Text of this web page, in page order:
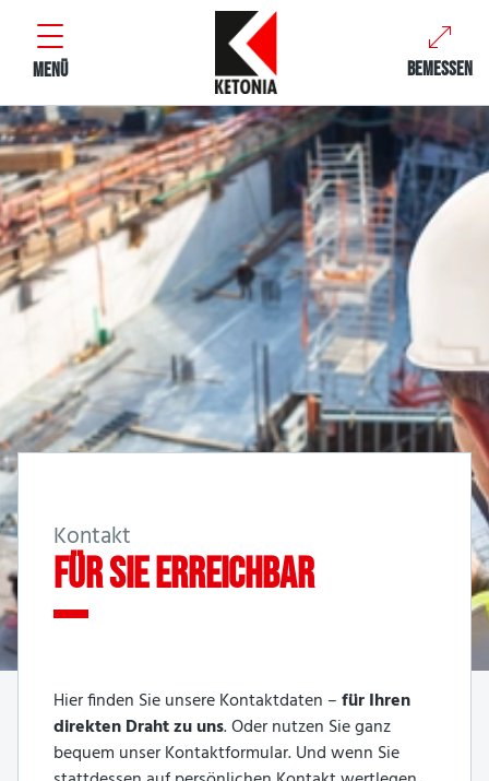
MENÜ BEMESSEN
Kontakt
FÜR SIE ERREICHBAR
Hier finden Sie unsere Kontaktdaten –für Ihren
direkten Draht zu uns. Oder nutzen Sie ganz
bequem unser Kontaktformular. Und wenn Sie